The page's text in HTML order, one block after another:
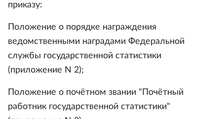
приказу:
Положение о порядке награждения
ведомственными наградами Федеральной
службы государственной статистики
(приложение N 2);
Положение о почётном звании "Почётный
работник государственной статистики"